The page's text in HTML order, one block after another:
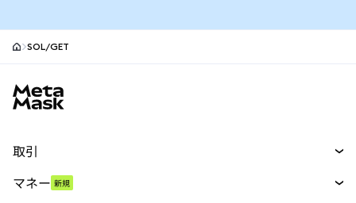
SOL/GET
取引
マネー 新規